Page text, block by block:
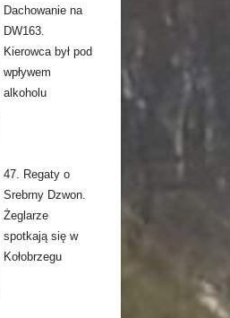
Dachowanie na
DW163.
Kierowca był pod
wpływem
alkoholu
47. Regaty o
Srebrny Dzwon.
Żeglarze
spotkają się w
Kołobrzegu